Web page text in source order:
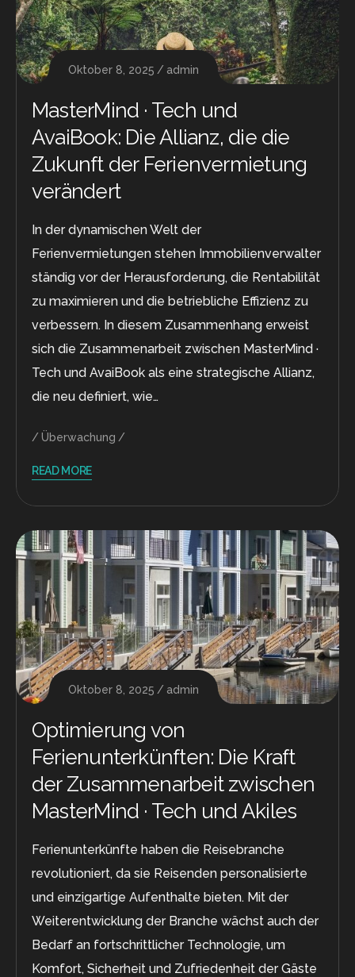
Oktober 8, 2025 admin
MasterMind · Tech und
AvaiBook: Die Allianz, die die
Zukunft der Ferienvermietung
verändert
In der dynamischen Welt der
Ferienvermietungen stehen Immobilienverwalter
ständig vor der Herausforderung, die Rentabilität
zu maximieren und die betriebliche Effizienz zu
verbessern. In diesem Zusammenhang erweist
sich die Zusammenarbeit zwischen MasterMind ·
Tech und AvaiBook als eine strategische Allianz,
die neu definiert, wie…
Überwachung
READ MORE
Oktober 8, 2025 admin
Optimierung von
Ferienunterkünften: Die Kraft
der Zusammenarbeit zwischen
MasterMind · Tech und Akiles
Ferienunterkünfte haben die Reisebranche
revolutioniert, da sie Reisenden personalisierte
und einzigartige Aufenthalte bieten. Mit der
Weiterentwicklung der Branche wächst auch der
Bedarf an fortschrittlicher Technologie, um
Komfort, Sicherheit und Zufriedenheit der Gäste